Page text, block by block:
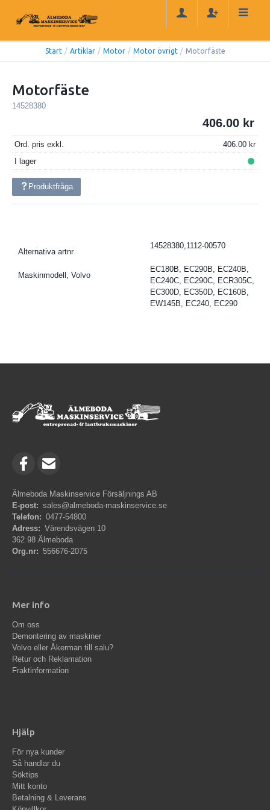
Start / Artiklar / Motor / Motor övrigt / Motorfäste
Motorfäste
14528380
406.00
Ord. pris exkl.
406.00
I lager
Produktfråga
Alternativa artnr
14528380,1112-00570
Maskinmodell, Volvo
EC180B, EC290B, EC240B,
EC240C, EC290C, ECR305C,
EC300D, EC350D, EC160B,
EW145B, EC240, EC290
Älmeboda Maskinservice Försäljnings AB
E-post: sales@almeboda-maskinservice.se
Telefon: 0477-54800
Adress: Värendsvägen 10
362 98 Älmeboda
Org.nr: 556676-2075
Mer info
Om oss
Demontering av maskiner
Volvo eller Åkerman till salu?
Retur och Reklamation
Fraktinformation
Hjälp
För nya kunder
Så handlar du
Söktips
Mitt konto
Betalning & Leverans